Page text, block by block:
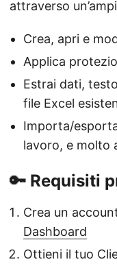
attraverso
Crea, apri e
Applica
Estrai dati,
file Excel
Importa/
lavoro, e molto
🔑 Requisiti
Crea un
Dashboard
Ottieni il tuo